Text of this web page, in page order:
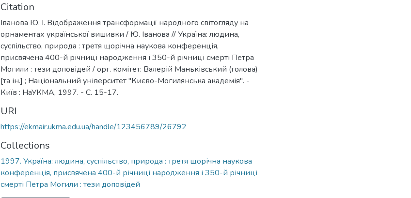
Citation
Іванова Ю. І. Відображення трансформації народного світогляду на
орнаментах української вишивки / Ю. Іванова // Україна: людина,
суспільство, природа : третя щорічна наукова конференція,
присвячена 400-й річниці народження і 350-й річниці смерті Петра
Могили : тези доповідей / орг. комітет: Валерій Маньківський (голова)
[та ін.] ; Національний університет "Києво-Могилянська академія". -
Київ : НаУКМА, 1997. - С. 15-17.
URI
https://ekmair.ukma.edu.ua/handle/123456789/26792
Collections
1997. Україна: людина, суспільство, природа : третя щорічна наукова
конференція, присвячена 400-й річниці народження і 350-й річниці
смерті Петра Могили : тези доповідей